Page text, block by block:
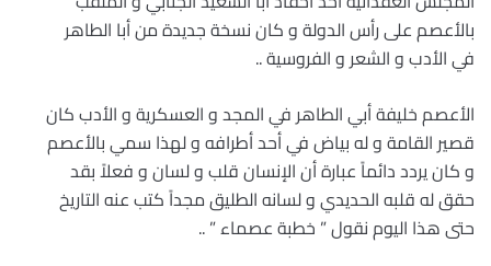
بالأعصم على رأس الدولة و كان نسخة جديدة من أبا الطاهر
في الأدب و الشعر و الفروسية ..
الأعصم خليفة أبي الطاهر في المجد و العسكرية و الأدب كان
قصير القامة و له بياض في أحد أطرافه و لهذا سمي بالأعصم
و كان يردد دائماً عبارة أن الإنسان قلب و لسان و فعلاً بقد
حقق له قلبه الحديدي و لسانه الطليق مجداً كتب عنه التاريخ
حتى هذا اليوم نقول ” خطبة عصماء ” ..